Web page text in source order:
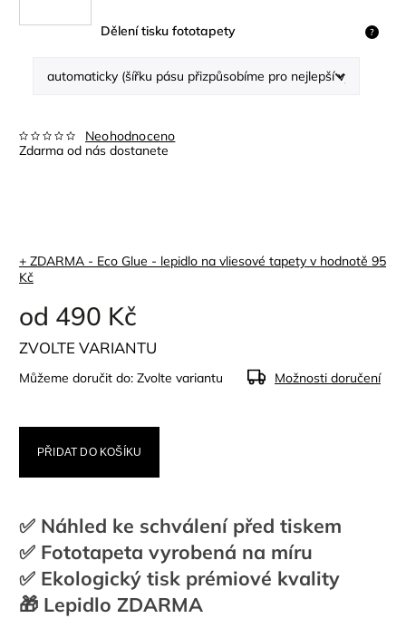
Dělení tisku fototapety ?
Neohodnoceno
od 490 Kč
ZVOLTE VARIANTU
Můžeme doručit do: Zvolte variantu Možnosti doručení
PŘIDAT DO KOŠÍKU
✅ Náhled ke schválení před tiskem
✅ Fototapeta vyrobená na míru
✅ Ekologický tisk prémiové kvality
🎁 Lepidlo ZDARMA
Zdarma od nás dostanete
+ ZDARMA - Eco Glue - lepidlo na vliesové tapety v hodnotě 95
Kč